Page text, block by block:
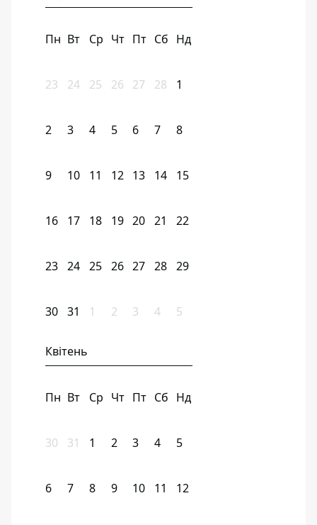
Пн Вт Ср Чт Пт Сб Нд
23 24 25 26 27 28 1
2 3 4 5 6 7 8
9 10 11 12 13 14 15
16 17 18 19 20 21 22
23 24 25 26 27 28 29
30 31 1 2 3 4 5
Квітень
Пн Вт Ср Чт Пт Сб Нд
30 31 1 2 3 4 5
6 7 8 9 10 11 12